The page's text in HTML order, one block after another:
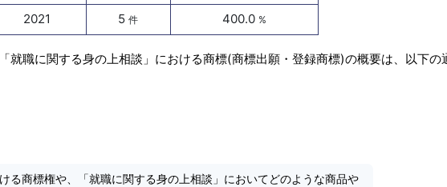
2021 5件 400.0 %
就職に関する身の上相談」における商標(商標出願・登録商標)の概要は、以下の
る商標権や、「就職に関する身の上相談」においてどのような商品や